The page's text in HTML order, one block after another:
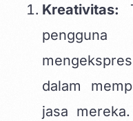
Kreativitas:
dalam
jasa